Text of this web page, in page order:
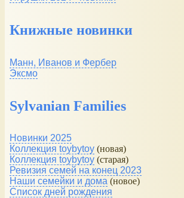
Книжные новинки
Манн, Иванов и Фербер
Эксмо
Sylvanian Families
Новинки 2025
Коллекция toybytoy (новая)
Коллекция toybytoy (старая)
Ревизия семей на конец 2023
Наши семейки и дома (новое)
Список дней рождения